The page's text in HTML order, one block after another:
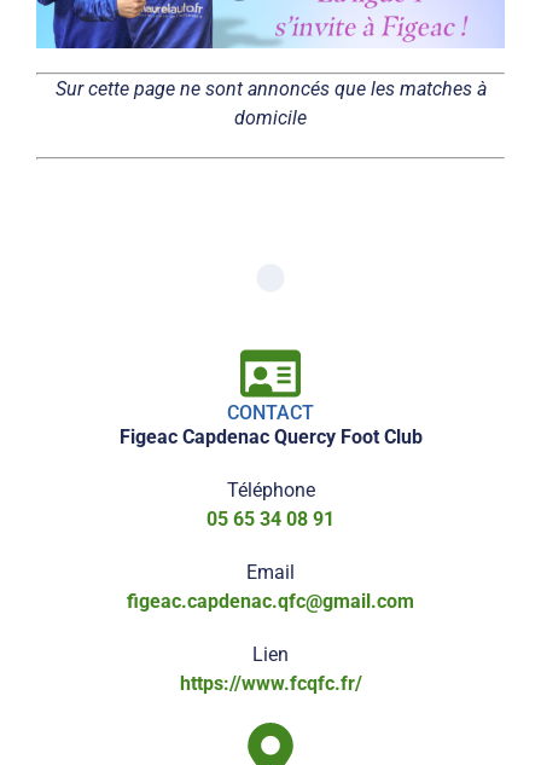
Sur cette page ne sont annoncés que les matches à
domicile
CONTACT
Figeac Capdenac Quercy Foot Club
Téléphone
05 65 34 08 91
Email
figeac.capdenac.qfc@gmail.com
Lien
https://www.fcqfc.fr/